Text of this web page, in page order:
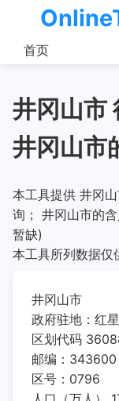
首页
井冈山市
本工具提供 井冈
询； 井冈山市的
暂缺)
本工具所列数据仅
井冈山市
政府驻地：红
区划代码
邮编：343600
区号：0796